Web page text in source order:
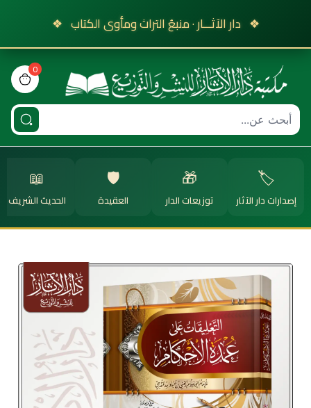
❖ دار الآثـــار · منبعُ التراث ومأوى الكتاب ❖
0
bag
🏷️
إصدارات دار الآثار
🎁
توزيعات الدار
🛡️
العقيدة
📖
الحديث الشريف